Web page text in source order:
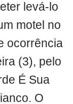
levá-lo
motel no
ocorrência
(3), pelo
É Sua
O